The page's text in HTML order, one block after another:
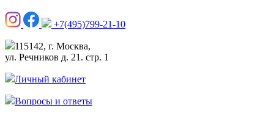
+7(495)799-21-10
115142, г. Москва,
ул. Речников д. 21. стр. 1
Личный кабинет
Вопросы и ответы